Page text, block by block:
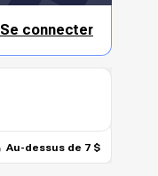
Se connecter
Au-dessus de 7 $